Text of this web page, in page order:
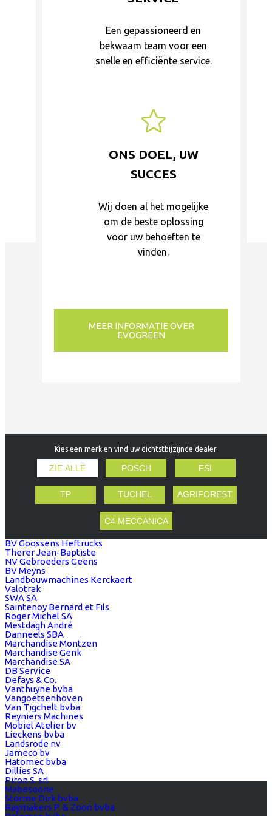
Een gepassioneerd en
bekwaam team voor een
snelle en efficiënte service.
ONS DOEL, UW
SUCCES
Wij doen al het mogelijke
om de beste oplossing
voor uw behoeften te
vinden.
MEER INFORMATIE OVER
EVOGREEN
Kies een merk en vind uw dichtstbijzijnde dealer.
ZIE ALLE POSCH FSI
TP TUCHEL AGRIFOREST
C4 MECCANICA
BV Goossens Heftrucks
Therer Jean-Baptiste
NV Gebroeders Geens
BV Meyns
Landbouwmachines Kerckaert
Valotrak
SWA SA
Saintenoy Bernard et Fils
Roger Michel SA
Mestdagh André
Danneels SBA
Marchandise Montzen
Marchandise Genk
Marchandise SA
DB Service
Defays & Co.
Vanthuyne bvba
Vangoetsenhoven
Van Tigchelt bvba
Reyniers Machines
Mobiel Atelier bv
Lieckens bvba
Landsrode nv
Jameco bv
Hatomec bvba
Dillies SA
Piron S. srl
Mabesoone
Storme Dirk bvba
Raymakers P. & Zoon bvba